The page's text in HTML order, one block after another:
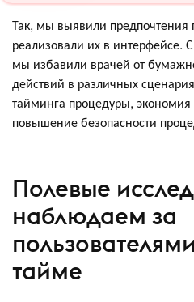
Так, мы выявили предпочтения
реализовали их в
мы избавили врачей от
действий в различных
тайминга процедуры, экономия
повышение безопасности
Полевые
наблюдаем за
тайме